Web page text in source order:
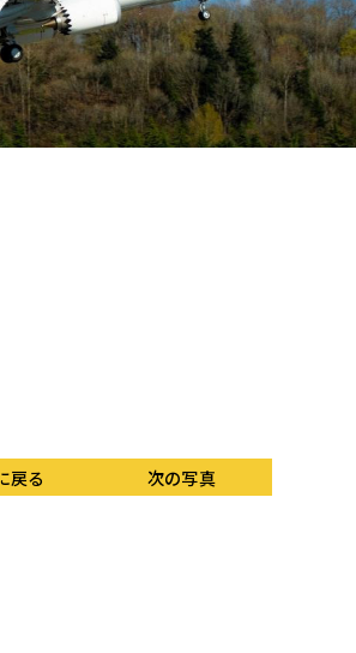
戻る 次の写真